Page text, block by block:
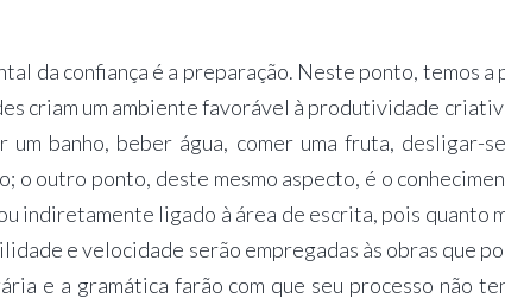
da confiança é a preparação. Neste ponto, temos a
criam um ambiente favorável à produtividade
um banho, beber água, comer uma fruta, desligar-
o outro ponto, deste mesmo aspecto, é o
indiretamente ligado à área de escrita, pois quanto
e velocidade serão empregadas às obras que
e a gramática farão com que seu processo não